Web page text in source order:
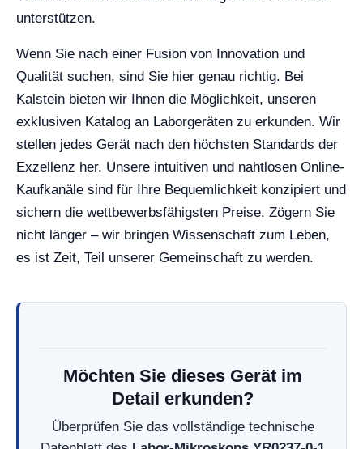
unterstützen.
Wenn Sie nach einer Fusion von Innovation und
Qualität suchen, sind Sie hier genau richtig. Bei
Kalstein bieten wir Ihnen die Möglichkeit, unseren
exklusiven Katalog an Laborgeräten zu erkunden. Wir
stellen jedes Gerät nach den höchsten Standards der
Exzellenz her. Unsere intuitiven und nahtlosen Online-
Kaufkanäle sind für Ihre Bequemlichkeit konzipiert und
sichern die wettbewerbsfähigsten Preise. Zögern Sie
nicht länger – wir bringen Wissenschaft zum Leben,
es ist Zeit, Teil unserer Gemeinschaft zu werden.
Möchten Sie dieses Gerät im
Detail erkunden?
Überprüfen Sie das vollständige technische